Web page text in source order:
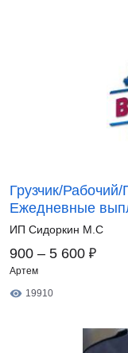
Грузчик/
Ежедневные
ИП Сидоркин М.С
900 – 5 600 ₽
Артем
19910